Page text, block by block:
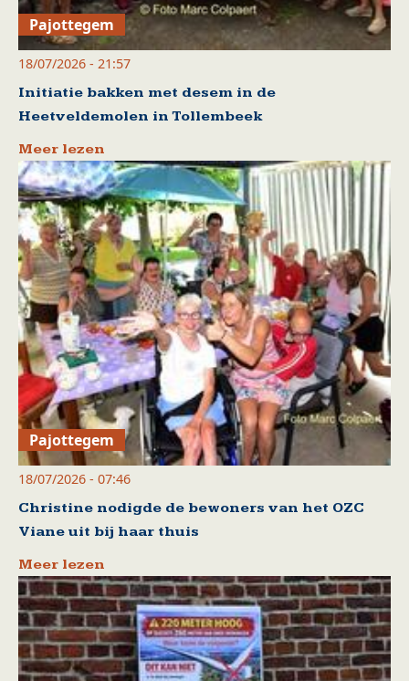
Pajottegem
18/07/2026 - 21:57
Initiatie bakken met desem in de
Heetveldemolen in Tollembeek
Meer lezen
Pajottegem
18/07/2026 - 07:46
Christine nodigde de bewoners van het OZC
Viane uit bij haar thuis
Meer lezen